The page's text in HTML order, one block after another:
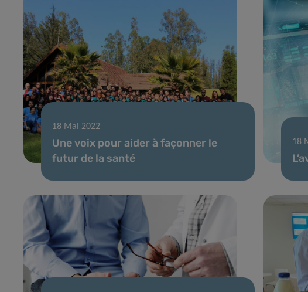
18 Mai 2022
Une voix pour aider à façonner le
futur de la santé
18